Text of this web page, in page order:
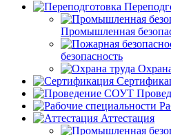
Промышленная
безопасность
Аттестация